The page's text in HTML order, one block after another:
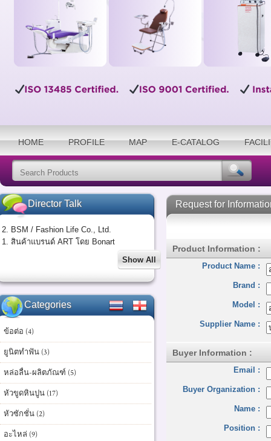
HOME PROFILE MAP E-CATALOG
Request for
Product Information :
Product Name :
Brand :
Model :
Supplier Name :
Buyer Information :
Email :
Buyer Organization :
Name :
Position :
Director Talk
2. BSM / Fashion Life Co., Ltd.
1. สินค้าแบรนด์ ART โดย Bonart
Show All
Categories
ข้อต่อ (4)
ยูนิตทำฟัน (3)
หล่อลื่น-ผลิตภัณฑ์ (5)
หัวขูดหินปูน (17)
หัวซักชั่น (2)
อะไหล่ (9)